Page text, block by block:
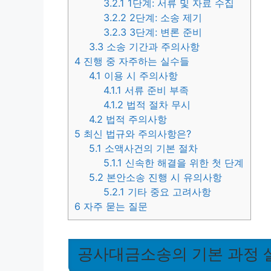
3.2.1 1단계: 서류 및 자료 수집
3.2.2 2단계: 소송 제기
3.2.3 3단계: 변론 준비
3.3 소송 기간과 주의사항
4 진행 중 자주하는 실수들
4.1 이용 시 주의사항
4.1.1 서류 준비 부족
4.1.2 법적 절차 무시
4.2 법적 주의사항
5 최신 법규와 주의사항은?
5.1 소액사건의 기본 절차
5.1.1 신속한 해결을 위한 첫 단계
5.2 본안소송 진행 시 유의사항
5.2.1 기타 중요 고려사항
6 자주 묻는 질문
공사대금소송의 기본 과정